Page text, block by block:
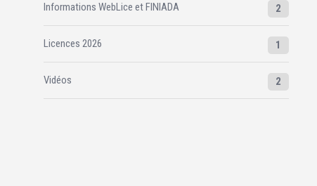
Informations WebLice et FINIADA 2
Licences 2026 1
Vidéos 2